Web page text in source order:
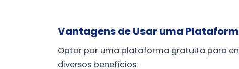
Vantagens de Usar uma
Optar por uma plataforma gratuita para
diversos benefícios: